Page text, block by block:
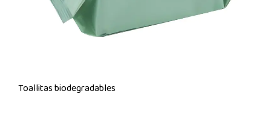
Toallitas biodegradables